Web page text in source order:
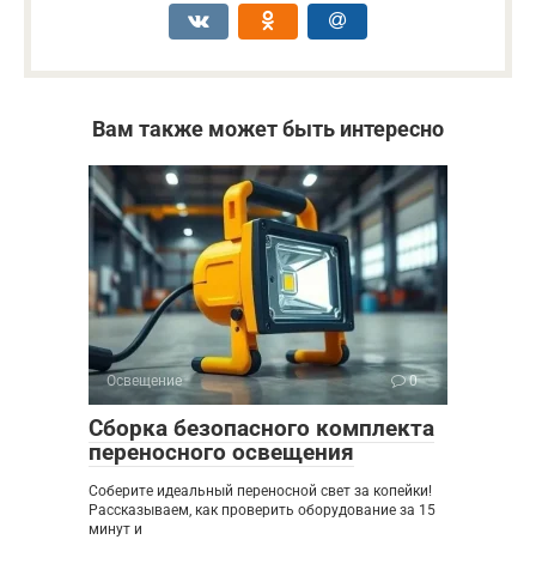
Вам также может быть интересно
Освещение 0
Сборка безопасного комплекта
переносного освещения
Соберите идеальный переносной свет за копейки!
Рассказываем, как проверить оборудование за 15
минут и